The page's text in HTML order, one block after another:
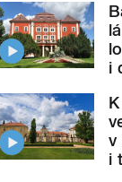
i
v
i